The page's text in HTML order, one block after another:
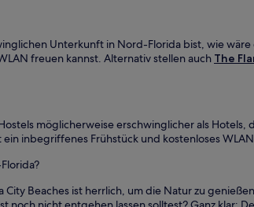
Unterkunft in Nord-Florida bist, wie
freuen kannst. Alternativ stellen auch The
möglicherweise erschwinglicher als
ein inbegriffenes Frühstück und kostenloses
City Beaches ist herrlich, um die Natur zu